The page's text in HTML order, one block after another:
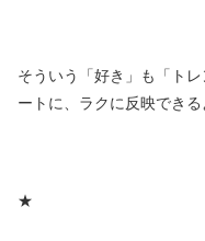
そういう「好き」も「ト
ートに、ラクに反映できる
★